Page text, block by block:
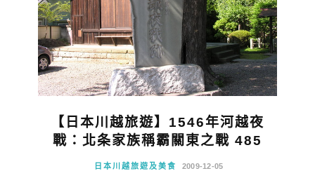
【日本川越旅遊】1546年河越夜
戰：北条家族稱霸關東之戰 485
日本川越旅遊及美食 2009-12-05